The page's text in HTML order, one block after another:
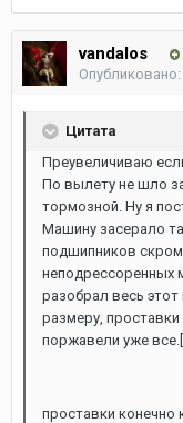
vandalos
Опубликовано:
Цитата
Преувеличиваю
По вылету не шло
тормозной. Ну я
Машину засерало
подшипников
неподрессоренных
разобрал весь
размеру,
поржавели уже
проставки конечно